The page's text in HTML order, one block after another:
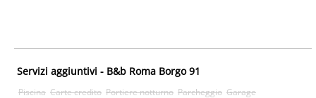
Servizi aggiuntivi - B&b Roma Borgo 91
Piscina Carte credito Portiere notturno Parcheggio Garage